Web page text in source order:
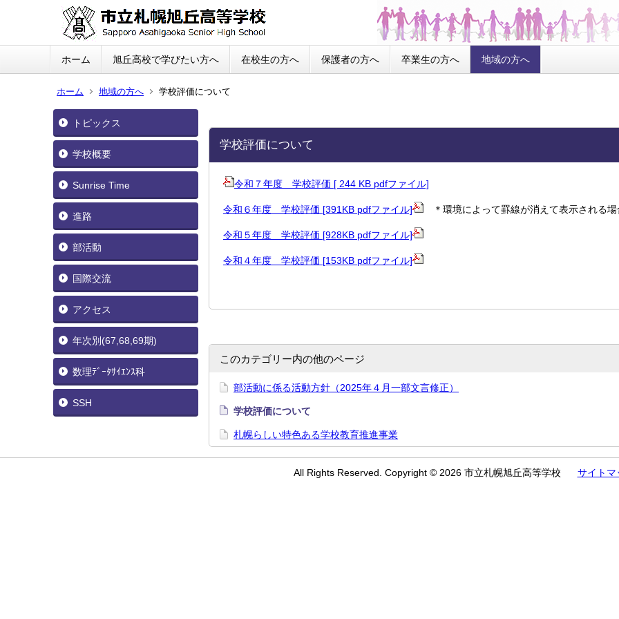
ホーム 旭丘高校で学びたい方へ 在校生の方へ 保護者の方へ 卒業生の方へ 地域の方へ
ホーム 地域の方へ 学校評価について
トピックス
学校概要
Sunrise Time
進路
部活動
国際交流
アクセス
年次別(67,68,69期)
数理ﾃﾞｰﾀｻｲｴﾝｽ科
SSH
学校評価について
令和７年度 学校評価 [ 244 KB pdfファイル]
令和６年度 学校評価 [391KB pdfファイル] ＊環境によって罫線が消えて表示される
令和５年度 学校評価 [928KB pdfファイル]
令和４年度 学校評価 [153KB pdfファイル]
このカテゴリー内の他のページ
部活動に係る活動方針（2025年４月一部文言修正）
学校評価について
札幌らしい特色ある学校教育推進事業
All Rights Reserved. Copyright © 2026 市立札幌旭丘高等学校 サイトマ